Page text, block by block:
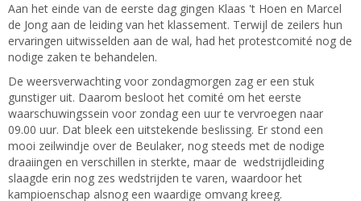
Aan het einde van de eerste dag gingen Klaas 't Hoen en Marcel
de Jong aan de leiding van het klassement. Terwijl de zeilers hun
ervaringen uitwisselden aan de wal, had het protestcomité nog de
nodige zaken te behandelen.
De weersverwachting voor zondagmorgen zag er een stuk
gunstiger uit. Daarom besloot het comité om het eerste
waarschuwingssein voor zondag een uur te vervroegen naar
09.00 uur. Dat bleek een uitstekende beslissing. Er stond een
mooi zeilwindje over de Beulaker, nog steeds met de nodige
draaiingen en verschillen in sterkte, maar de wedstrijdleiding
slaagde erin nog zes wedstrijden te varen, waardoor het
kampioenschap alsnog een waardige omvang kreeg.